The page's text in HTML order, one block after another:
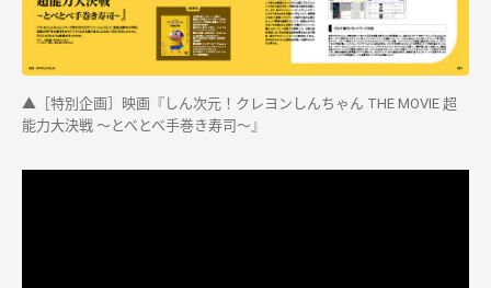
▲［特別企画］映画『しん次元！クレヨンしんちゃん THE MOVIE 超
能力大決戦 ～とべとべ手巻き寿司～』